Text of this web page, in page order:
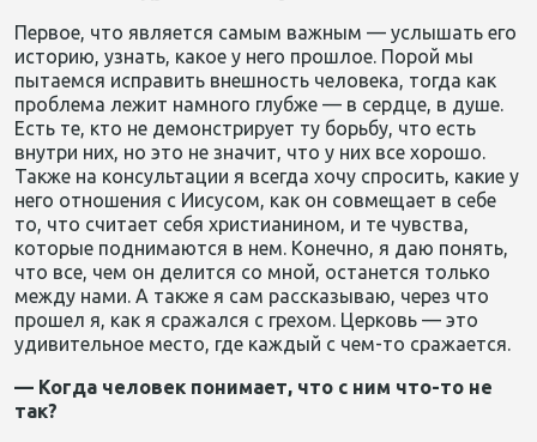
Первое, что является самым важным — услышать его
историю, узнать, какое у него прошлое. Порой мы
пытаемся исправить внешность человека, тогда как
проблема лежит намного глубже — в сердце, в душе.
Есть те, кто не демонстрирует ту борьбу, что есть
внутри них, но это не значит, что у них все хорошо.
Также на консультации я всегда хочу спросить, какие у
него отношения с Иисусом, как он совмещает в себе
то, что считает себя христианином, и те чувства,
которые поднимаются в нем. Конечно, я даю понять,
что все, чем он делится со мной, останется только
между нами. А также я сам рассказываю, через что
прошел я, как я сражался с грехом. Церковь — это
удивительное место, где каждый с чем-то сражается.
— Когда человек понимает, что с ним что-то не
так?